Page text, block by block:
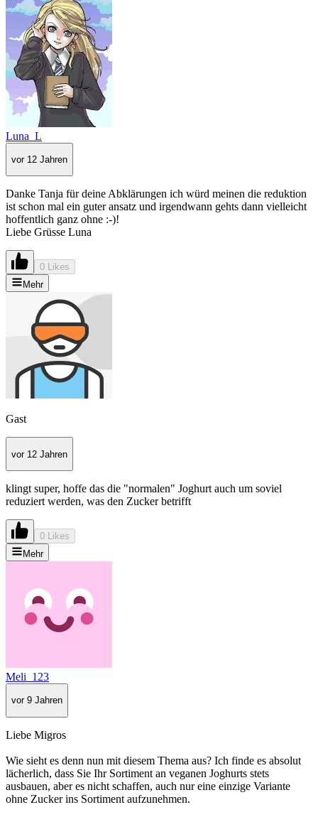
Luna_L
vor 12 Jahren
Danke Tanja für deine Abklärungen ich würd meinen die reduktion
ist schon mal ein guter ansatz und irgendwann gehts dann vielleicht
hoffentlich ganz ohne :-)!
Liebe Grüsse Luna
0 Likes
Mehr
Gast
vor 12 Jahren
klingt super, hoffe das die "normalen" Joghurt auch um soviel
reduziert werden, was den Zucker betrifft
0 Likes
Mehr
Meli_123
vor 9 Jahren
Liebe Migros
Wie sieht es denn nun mit diesem Thema aus? Ich finde es absolut
lächerlich, dass Sie Ihr Sortiment an veganen Joghurts stets
ausbauen, aber es nicht schaffen, auch nur eine einzige Variante
ohne Zucker ins Sortiment aufzunehmen.